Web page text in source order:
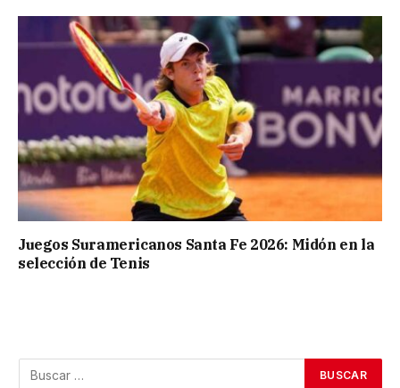
Juegos Suramericanos Santa Fe 2026: Midón en la
selección de Tenis